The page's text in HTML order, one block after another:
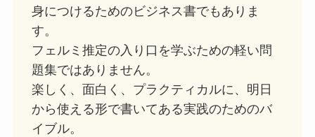
身につけるためのビジネス書でもありま
す。
フェルミ推定の入り口を学ぶための軽い問
題集ではありません。
楽しく、面白く、プラクティカルに、明日
から使える形で書いてある実践のためのバ
イブル。